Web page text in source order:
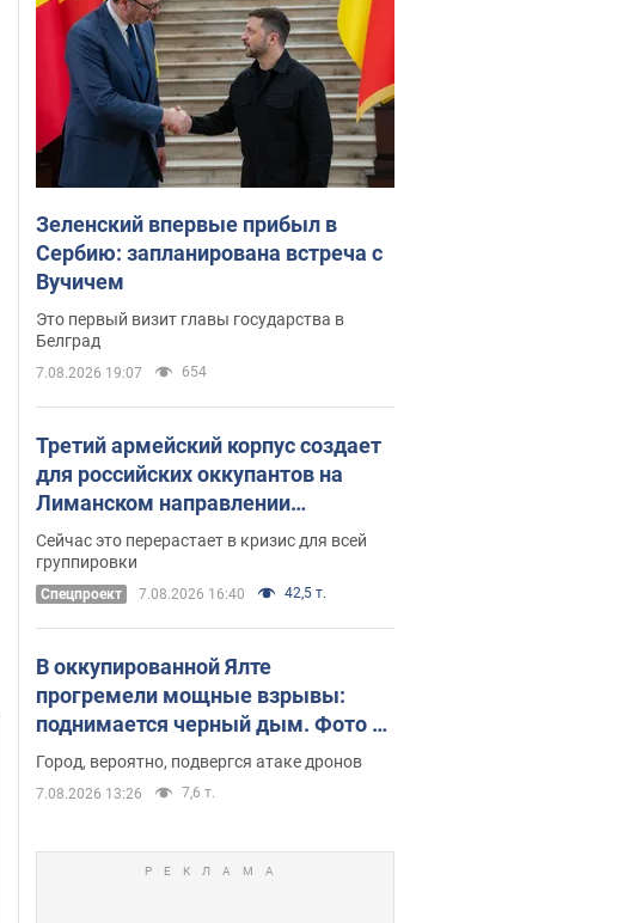
Зеленский впервые прибыл в
Сербию: запланирована встреча с
Вучичем
Это первый визит главы государства в
Белград
7.08.2026 19:07 654
Третий армейский корпус создает
для российских оккупантов на
Лиманском направлении
критический дискомфорт: как это
удалось
Сейчас это перерастает в кризис для всей
группировки
Спецпроект 7.08.2026 16:40 42,5 т.
В оккупированной Ялте
прогремели мощные взрывы:
поднимается черный дым. Фото и
видео
Город, вероятно, подвергся атаке дронов
7.08.2026 13:26 7,6 т.